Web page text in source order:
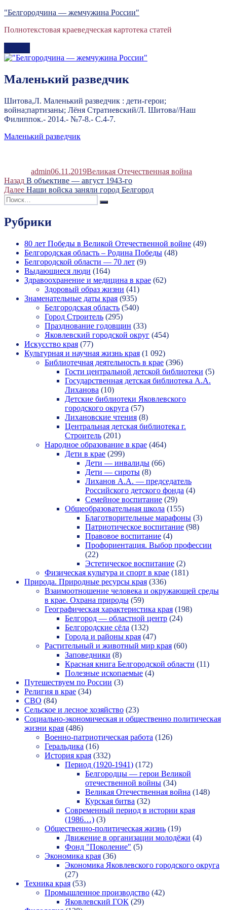
Перейти
содержимому
"Белгородчина — жемчужина России"
Полнотекстовая краеведческая картотека статей
Маленький разведчик
Шитова,Л. Маленький разведчик : дети-герои;
война;партизаны; Лёня Стратиевский/Л. Шитова//Наш
Филиппок.- 2014.- №7-8.- С.4-7.
Маленький разведчик
admin06.11.2019Великая Отечественная война
Навигация
по
записям
Назад Предыдущая
запись:
В объективе — август 1943-го
Далее Следующая
запись:
Наши войска заняли город Белгород
Искать:
Поиск
Рубрики
80 лет Победы в Великой Отечественной войне (49)
Белгородская область – Родина Победы (48)
Белгородской области — 70 лет (9)
Выдающиеся люди (164)
Здравоохранение и медицина в крае (62)
Здоровый образ жизни (41)
Знаменательные даты края (935)
Белгородская область (540)
Город Строитель (295)
Празднование годовщин (33)
Яковлевский городской округ (454)
Искусство края (77)
Культурная и научная жизнь края (1 092)
Библиотечная деятельность в крае (396)
Гости центральной детской библиотеки (5)
Государственная детская библиотека А.А.
Лиханова (10)
Детские библиотеки Яковлевского
городского округа (57)
Лихановские чтения (8)
Центральная детская библиотека г.
Строитель (201)
Народное образование в крае (464)
Дети в крае (299)
Дети — инвалиды (66)
Дети — сироты (8)
Лиханов А.А. — председатель
Российского детского фонда (4)
Семейное воспитание (29)
Общеобразовательная школа (155)
Благотворительные марафоны (3)
Патриотическое воспитание (98)
Правовое воспитание (4)
Профориентация. Выбор профессии
(22)
Эстетическое воспитание (2)
Физическая культура и спорт в крае (181)
Природа. Природные ресурсы края (336)
Взаимоотношение человека и окружающей среды
в крае. Охрана природы (59)
Географическая характеристика края (198)
Белгород — областной центр (24)
Белгородские сёла (132)
Города и районы края (47)
Растительный и животный мир края (60)
Заповедники (8)
Красная книга Белгородской области (11)
Полезные ископаемые (4)
Путешествуем по России (3)
Религия в крае (34)
СВО (84)
Сельское и лесное хозяйство (23)
Социально-экономическая и общественно политическая
жизни края (486)
Военно-патриотическая работа (126)
Геральдика (16)
История края (332)
Период (1920-1941) (172)
Белгородцы — герои Великой
отечественной войны (34)
Великая Отечественная война (148)
Курская битва (32)
Современный период в истории края
(1986…) (3)
Общественно-политическая жизнь (19)
Движение в организации молодёжи (4)
Фонд "Поколение" (5)
Экономика края (36)
Экономика Яковлевского городского округа
(27)
Техника края (53)
Промышленное производство (42)
Яковлевский ГОК (29)